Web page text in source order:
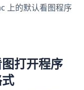
上的默认看图程序
打开程序